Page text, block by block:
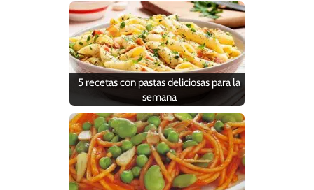
5 recetas con pastas deliciosas para la
semana